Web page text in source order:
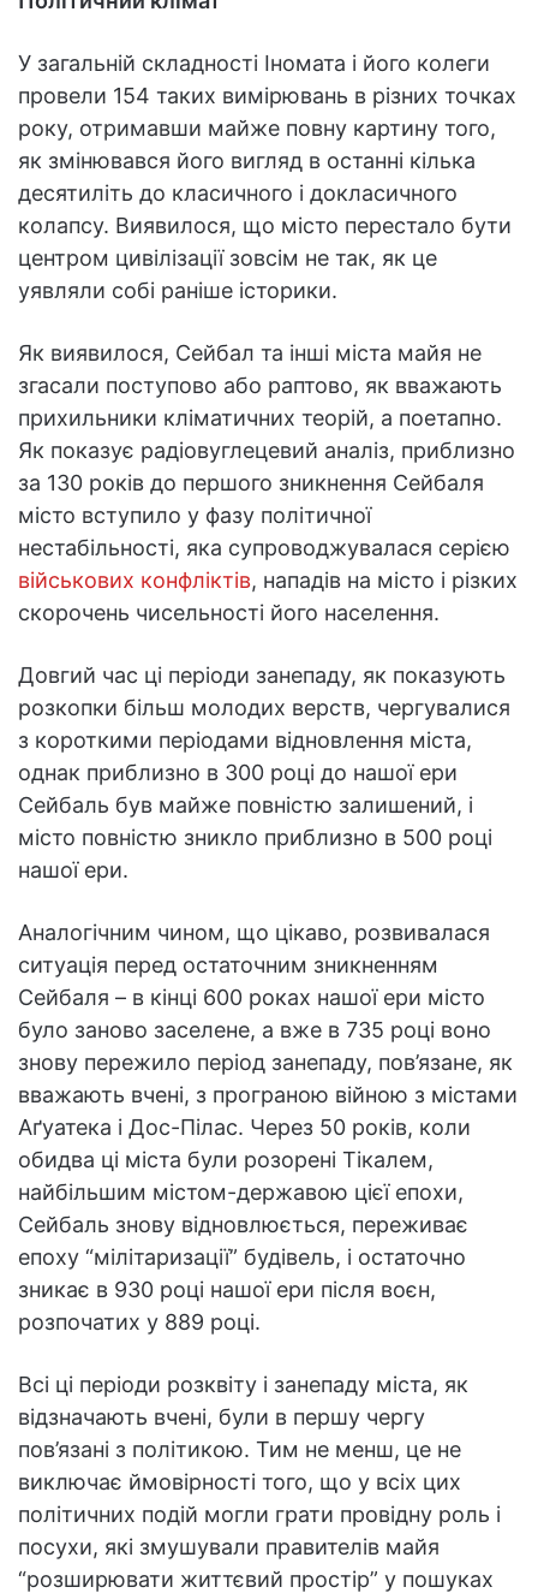
У загальній складності Іномата і його колеги
провели 154 таких вимірювань в різних точках
року, отримавши майже повну картину того,
як змінювався його вигляд в останні кілька
десятиліть до класичного і докласичного
колапсу. Виявилося, що місто перестало бути
центром цивілізації зовсім не так, як це
уявляли собі раніше історики.
Як виявилося, Сейбал та інші міста майя не
згасали поступово або раптово, як вважають
прихильники кліматичних теорій, а поетапно.
Як показує радіовуглецевий аналіз, приблизно
за 130 років до першого зникнення Сейбаля
місто вступило у фазу політичної
нестабільності, яка супроводжувалася серією
військових конфліктів, нападів на місто і різких
скорочень чисельності його населення.
Довгий час ці періоди занепаду, як показують
розкопки більш молодих верств, чергувалися
з короткими періодами відновлення міста,
однак приблизно в 300 році до нашої ери
Сейбаль був майже повністю залишений, і
місто повністю зникло приблизно в 500 році
нашої ери.
Аналогічним чином, що цікаво, розвивалася
ситуація перед остаточним зникненням
Сейбаля – в кінці 600 роках нашої ери місто
було заново заселене, а вже в 735 році воно
знову пережило період занепаду, пов’язане, як
вважають вчені, з програною війною з містами
Аґуатека і Дос-Пілас. Через 50 років, коли
обидва ці міста були розорені Тікалем,
найбільшим містом-державою цієї епохи,
Сейбаль знову відновлюється, переживає
епоху “мілітаризації” будівель, і остаточно
зникає в 930 році нашої ери після воєн,
розпочатих у 889 році.
Всі ці періоди розквіту і занепаду міста, як
відзначають вчені, були в першу чергу
пов’язані з політикою. Тим не менш, це не
виключає ймовірності того, що у всіх цих
політичних подій могли грати провідну роль і
посухи, які змушували правителів майя
“розширювати життєвий простір” у пошуках